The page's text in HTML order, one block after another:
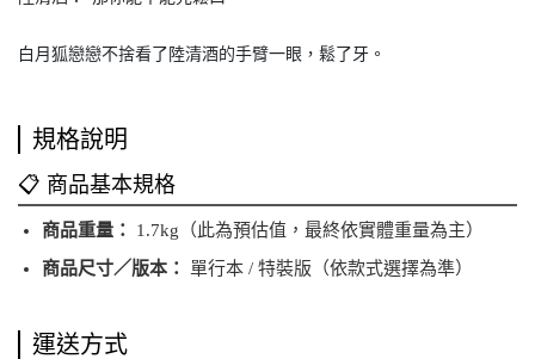
白月狐戀戀不捨看了陸清酒的手臂一眼，鬆了牙。
規格說明
📋 商品基本規格
商品重量：
1.7kg（此為預估值，最終依實體重量為主）
商品尺寸／版本：
單行本 / 特裝版（依款式選擇為準）
運送方式